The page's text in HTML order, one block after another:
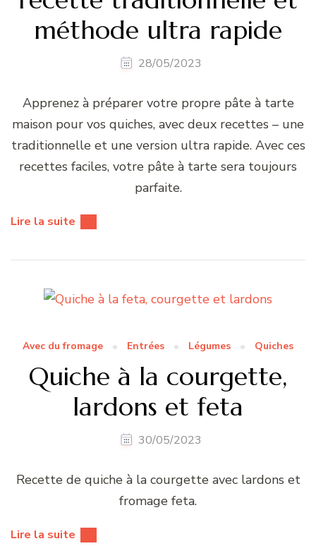
méthode ultra rapide
28/05/2023
Apprenez à préparer votre propre pâte à tarte
maison pour vos quiches, avec deux recettes – une
traditionnelle et une version ultra rapide. Avec ces
recettes faciles, votre pâte à tarte sera toujours
parfaite.
Lire la suite
Avec du fromage Entrées Légumes Quiches
Quiche à la courgette,
lardons et feta
30/05/2023
Recette de quiche à la courgette avec lardons et
fromage feta.
Lire la suite